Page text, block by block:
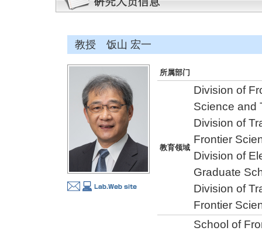
教授 饭山 宏一
所属部门
教育领域
Division of
Science and
Division of
Frontier
Division of
Graduate
Division of
Frontier
School of